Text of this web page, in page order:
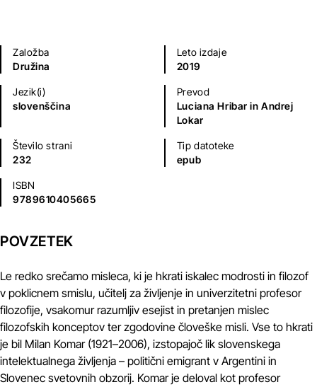
Založba
Družina
Leto izdaje
2019
Jezik(i)
slovenščina
Prevod
Luciana Hribar in Andrej
Lokar
Število strani
232
Tip datoteke
epub
ISBN
9789610405665
POVZETEK
Le redko srečamo misleca, ki je hkrati iskalec modrosti in filozof
v poklicnem smislu, učitelj za življenje in univerzitetni profesor
filozofije, vsakomur razumljiv esejist in pretanjen mislec
filozofskih konceptov ter zgodovine človeške misli. Vse to hkrati
je bil Milan Komar (1921–2006), izstopajoč lik slovenskega
intelektualnega življenja – politični emigrant v Argentini in
Slovenec svetovnih obzorij. Komar je deloval kot profesor